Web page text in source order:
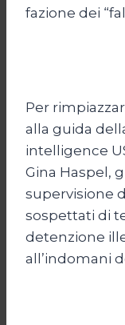
fazione dei
Per
alla guida
intelligence
Gina Haspel,
supervisione
sospettati di
detenzione
all’indomani